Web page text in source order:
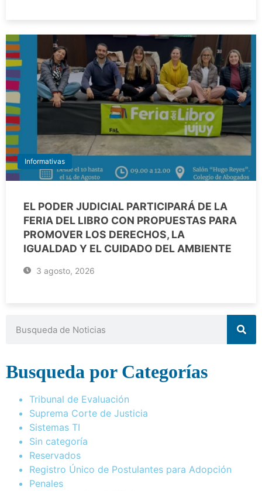
Informativas
EL PODER JUDICIAL PARTICIPARÁ DE LA
FERIA DEL LIBRO CON PROPUESTAS PARA
PROMOVER LOS DERECHOS, LA
IGUALDAD Y EL CUIDADO DEL AMBIENTE
3 agosto, 2026
Busqueda por Categorías
Tribunal de Evaluación
Suprema Corte de Justicia
Sistemas TI
Sin categoría
Reservados
Registro Único de Postulantes para Adopción
Penales